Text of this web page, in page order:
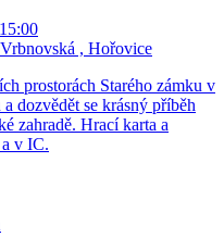
, Hořovice
prostorách Starého zámku v
dozvědět se krásný příběh
zahradě. Hrací karta a
v IC.